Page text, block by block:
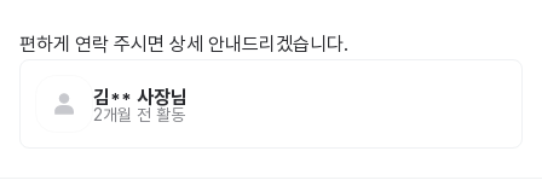
편하게 연락 주시면 상세 안내드리겠습니다.
김** 사장님
2개월 전 활동